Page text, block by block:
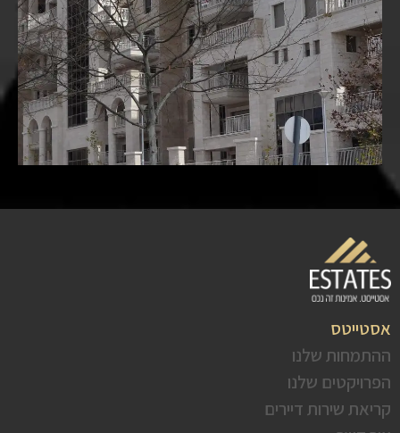
אסטייטס
ההתמחות שלנו
הפרויקטים שלנו
קריאת שירות דיירים